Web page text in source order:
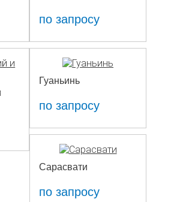
по запросу
Гуаньинь
по запросу
Сарасвати
по запросу